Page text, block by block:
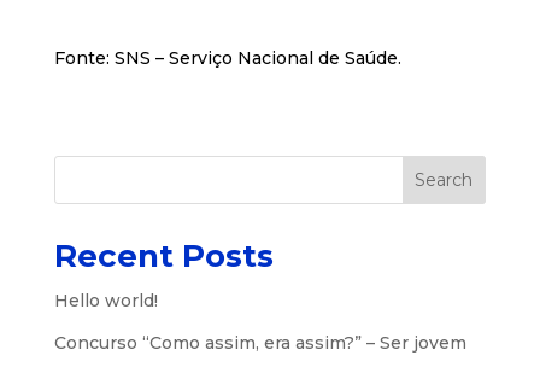
Fonte: SNS – Serviço Nacional de Saúde.
Search
Recent Posts
Hello world!
Concurso “Como assim, era assim?” – Ser jovem